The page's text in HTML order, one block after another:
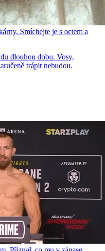
Smíchejte je s octem a
dlouhou dobu. Vosy,
trápit nebudou.